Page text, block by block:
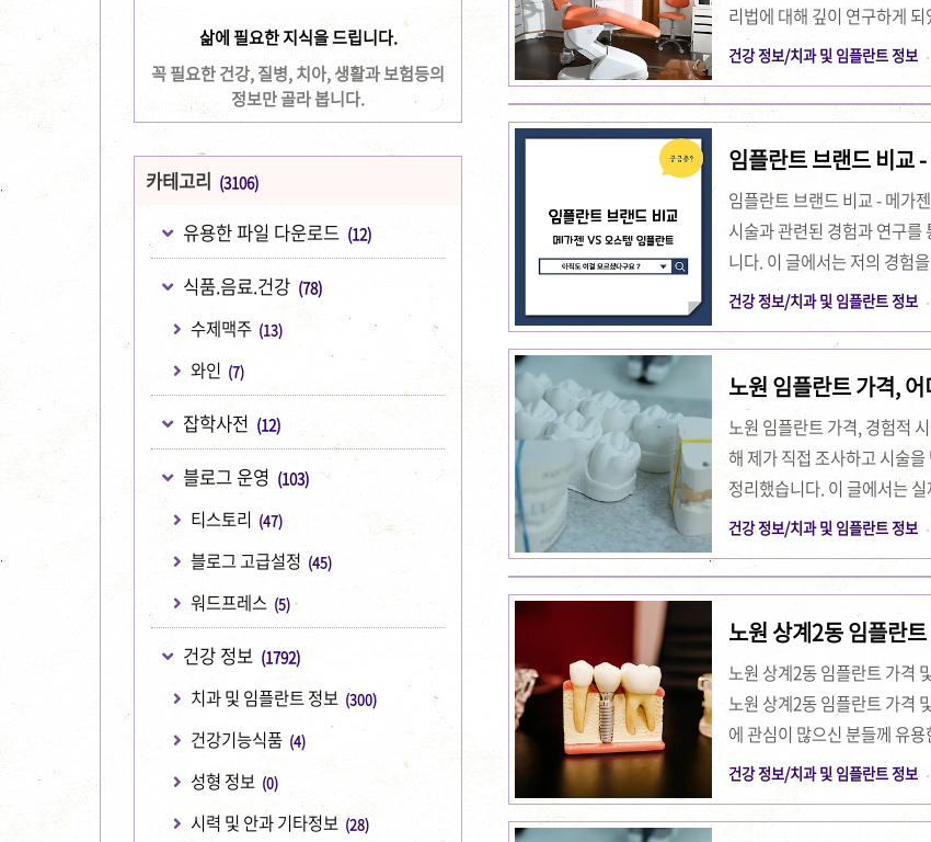
삶에 필요한 지식을 드립니다.
꼭 필요한 건강, 질병, 치아, 생활과 보험등의
정보만 골라 봅니다.
카테고리 (3106)
유용한 파일 다운로드 (12)
식품.음료.건강 (78)
수제맥주 (13)
와인 (7)
잡학사전 (12)
블로그 운영 (103)
티스토리 (47)
블로그 고급설정 (45)
워드프레스 (5)
건강 정보 (1792)
치과 및 임플란트 정보 (300)
건강기능식품 (4)
성형 정보 (0)
시력 및 안과 기타정보 (28)
리법에 대해 깊이 연구하게
이르기까지, 저는 붓기, 통증,
양한 방법들을 상세히 소개
순히 시술 후 며칠 동안의 문
건강 정보/치과 및 임플란트 정보
임플란트 브랜드 비교
임플란트 브랜드 비교 - 메가
시술과 관련된 경험과 연구
니다. 이 글에서는 저의 경험
고려해야 할 사항들을 상세하
넘어 환자의 삶의 질과 직결
대해 많은 고민과 정보를 필
니다. 메가젠 vs 오스템 임플
과 철학으로 차별화된 제품
하면서 각 브..
건강 정보/치과 및 임플란트 정보
노원 임플란트 가격,
노원 임플란트 가격, 경험적
해 제가 직접 조사하고 시술
정리했습니다. 이 글에서는
를 상세히 다룰 예정입니다.
다. ☑️ 아래 관련 정보 먼저 확
는 방법 임플란트 치과 선택
은 시간과 비용이 많이 들어
니다. 특히 임플..
건강 정보/치과 및 임플란트 정보
노원 상계2동 임플란
노원 상계2동 임플란트 가격
노원 상계2동 임플란트 가격
에 관심이 많으신 분들께 유
요.임플란트 시술 전 알아야
시술의 전반적인 개념과 노
건강 정보/치과 및 임플란트 정보